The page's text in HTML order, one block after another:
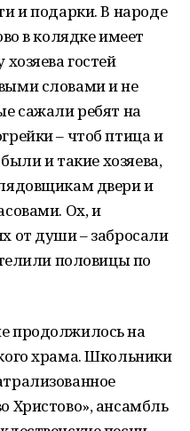
и подарки. В народе
в колядке имеет
гостей
словами и не
сажали ребят на
– чтоб птица и
и такие хозяева,
двери и
Ох, и
от души – забросали
половицы по
продолжилось на
храма. Школьники
Христово», ансамбль